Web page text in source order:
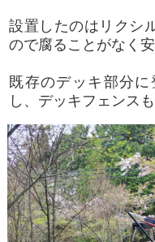
設置したのはリクシ
ので腐ることがなく安
既存のデッキ部分
し、デッキフェンス